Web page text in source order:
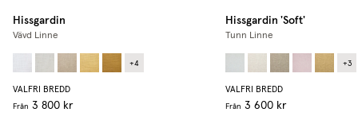
Hissgardin
Vävd Linne
+4
VALFRI BREDD
Från 3 800 kr
Hissgardin 'Soft'
Tunn Linne
+3
VALFRI BREDD
Från 3 600 kr